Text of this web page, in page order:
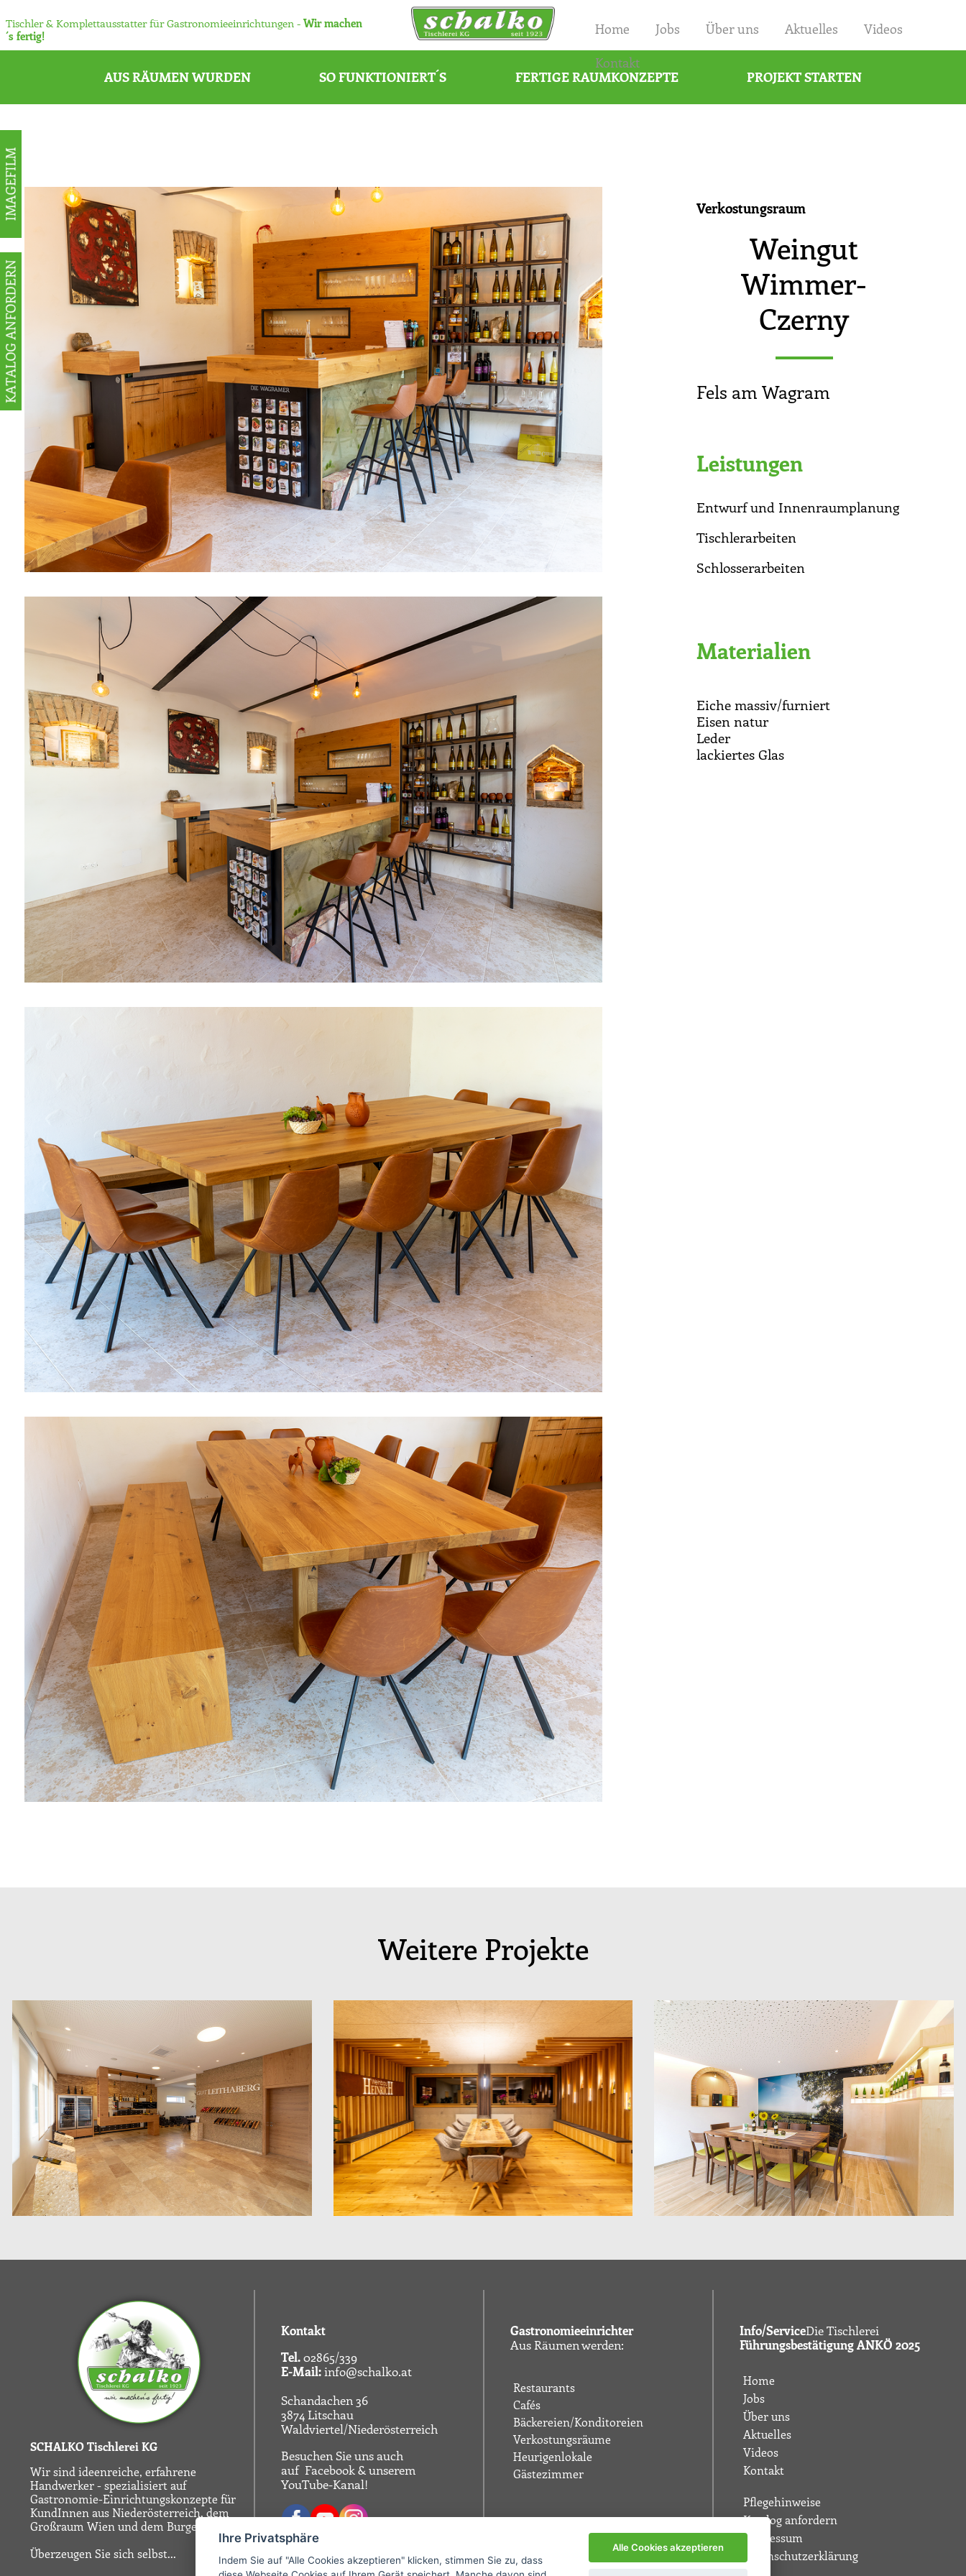
Tischler & Komplettausstatter für Gastronomieeinrichtungen - Wir machen
´s fertig!
Home Jobs Über uns Aktuelles
Videos
Kontakt
×
AUS RÄUMEN WURDEN SO FUNKTIONIERT´S FERTIGE RAUMKONZEPTE PROJEKT STARTEN
Verkostungsraum
Weingut
Wimmer-
Czerny
Fels am Wagram
Leistungen
Entwurf und Innenraumplanung
Tischlerarbeiten
Schlosserarbeiten
Materialien
Eiche massiv/furniert
Eisen natur
Leder
lackiertes Glas
Weitere Projekte
SCHALKO Tischlerei KG
Wir sind ideenreiche, erfahrene
Handwerker - spezialisiert auf
Gastronomie-Einrichtungskonzepte für
KundInnen aus Niederösterreich, dem
Großraum Wien und dem Burgenland.
Überzeugen Sie sich selbst...
Kontakt
Tel.02865/339
E-Mail:info@schalko.at
Schandachen 36
3874 Litschau
Waldviertel/Niederösterreich
Besuchen Sie uns auch
auf Facebook& unserem
YouTube-Kanal!
Gastronomieeinrichter
Aus Räumen werden:
Restaurants
Cafés
Bäckereien/Konditoreien
Verkostungsräume
Heurigenlokale
Gästezimmer
Info/ServiceDie Tischlerei
Führungsbestätigung ANKÖ 2025
Home
Jobs
Über uns
Aktuelles
Videos
Kontakt
Pflegehinweise
Katalog anfordern
Impressum
Datenschutzerklärung
Ihre Privatsphäre
Indem Sie auf "Alle Cookies akzeptieren" klicken, stimmen Sie zu, dass
Alle Cookies akzeptieren